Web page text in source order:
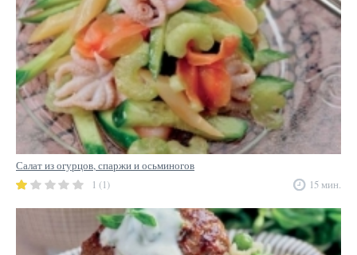
Салат из огурцов, спаржи и осьминогов
1 (1)
15 мин.